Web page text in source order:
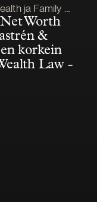
ja Family Office
Worth
&
korkein
Law -